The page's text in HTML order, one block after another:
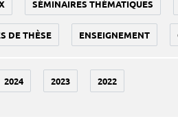
SÉMINAIRES THÉMATIQUES
DE THÈSE ENSEIGNEMENT
2024 2023 2022